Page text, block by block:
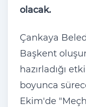
olacak.
Çankaya
Başkent
hazırladığı
boyunca
Ekim'de